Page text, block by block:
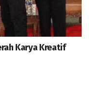
Karya Kreatif